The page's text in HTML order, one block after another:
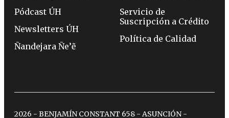
Pódcast ÚH
Newsletters ÚH
Ñandejara Ñe’ẽ
Servicio de
Suscripción a Crédito
Política de Calidad
2026 - BENJAMÍN CONSTANT 658 - ASUNCIÓN -